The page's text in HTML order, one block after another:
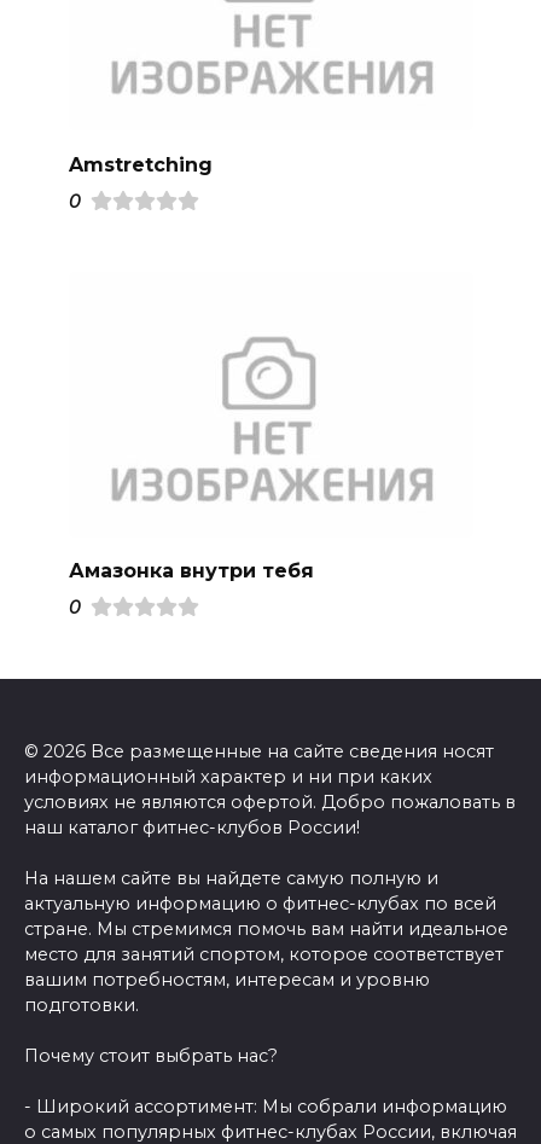
Amstretching
0
Амазонка внутри тебя
0
© 2026 Все размещенные на сайте сведения носят
информационный характер и ни при каких
условиях не являются офертой. Добро пожаловать в
наш каталог фитнес-клубов России!
На нашем сайте вы найдете самую полную и
актуальную информацию о фитнес-клубах по всей
стране. Мы стремимся помочь вам найти идеальное
место для занятий спортом, которое соответствует
вашим потребностям, интересам и уровню
подготовки.
Почему стоит выбрать нас?
- Широкий ассортимент: Мы собрали информацию
о самых популярных фитнес-клубах России, включая